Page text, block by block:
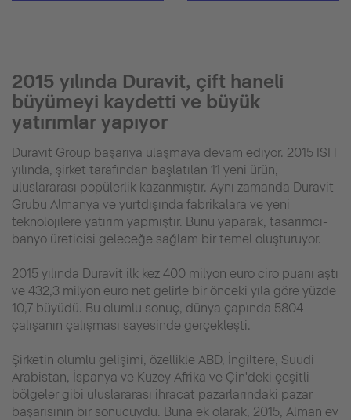
2015 yılında Duravit, çift haneli
büyümeyi kaydetti ve büyük
yatırımlar yapıyor
Duravit Group başarıya ulaşmaya devam ediyor. 2015 ISH
yılında, şirket tarafından başlatılan 11 yeni ürün,
uluslararası popülerlik kazanmıştır. Aynı zamanda Duravit
Grubu Almanya ve yurtdışında fabrikalara ve yeni
teknolojilere yatırım yapmıştır. Bunu yaparak, tasarımcı-
banyo üreticisi geleceğe sağlam bir temel oluşturuyor.
2015 yılında Duravit ilk kez 400 milyon euro ciro puanı aştı
ve 432,3 milyon euro net gelirle bir önceki yıla göre yüzde
10,7 büyüdü. Bu olumlu sonuç, dünya çapında 5804
çalışanın çalışması sayesinde gerçekleşti.
Şirketin olumlu gelişimi, özellikle ABD, İngiltere, Suudi
Arabistan, İspanya ve Kuzey Afrika ve Çin'deki çeşitli
bölgeler gibi uluslararası ihracat pazarlarındaki pazar
başarısının bir sonucuydu. Buna ek olarak, 2015, Alman ev